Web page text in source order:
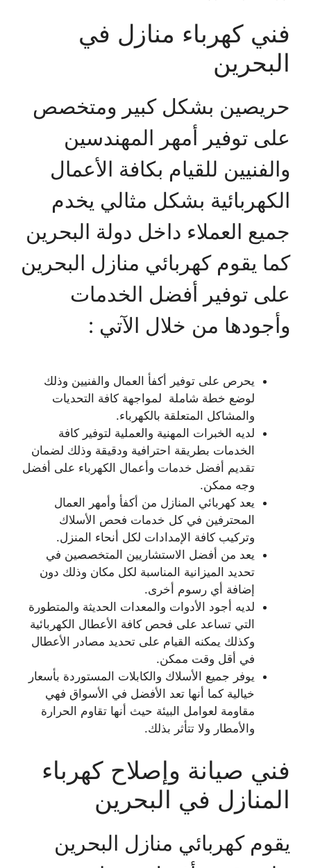
فني كهرباء منازل في
البحرين
حريصين بشكل كبير ومتخصص
على توفير أمهر المهندسين
والفنيين للقيام بكافة الأعمال
الكهربائية بشكل مثالي يخدم
جميع العملاء داخل دولة البحرين
كما يقوم كهربائي منازل البحرين
على توفير أفضل الخدمات
وأجودها من خلال الآتي :
يحرص على توفير أكفأ العمال والفنيين وذلك
لوضع خطة شاملة لمواجهة كافة التحديات
والمشاكل المتعلقة بالكهرباء.
لديه الخبرات المهنية والعملية لتوفير كافة
الخدمات بطريقة احترافية ودقيقة وذلك لضمان
تقديم أفضل خدمات وأعمال الكهرباء على أفضل
وجه ممكن.
يعد كهربائي المنازل من أكفأ وأمهر العمال
المحترفين في كل خدمات فحص الأسلاك
وتركيب كافة الإمدادات لكل أنحاء المنزل.
يعد من أفضل الاستشاريين المتخصصين في
تحديد الميزانية المناسبة لكل مكان وذلك دون
إضافة أي رسوم أخرى.
لديه أجود الأدوات والمعدات الحديثة والمتطورة
التي تساعد على فحص كافة الأعطال الكهربائية
وكذلك يمكنه القيام على تحديد مصادر الأعطال
في أقل وقت ممكن.
يوفر جميع الأسلاك والكابلات المستوردة بأسعار
خيالية كما أنها تعد الأفضل في الأسواق فهي
مقاومة لعوامل البيئة حيث أنها تقاوم الحرارة
والأمطار ولا تتأثر بذلك.
فني صيانة وإصلاح كهرباء
المنازل في البحرين
يقوم كهربائي منازل البحرين